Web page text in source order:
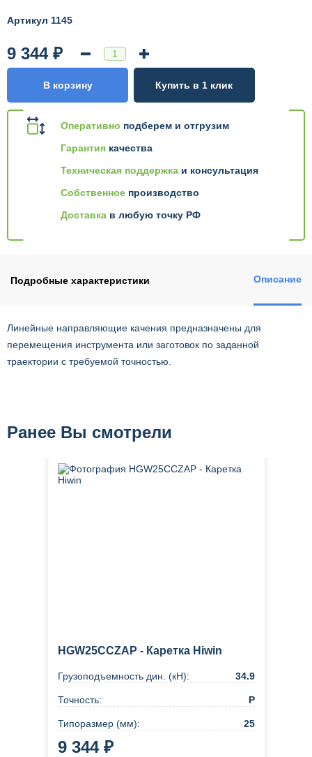
Артикул 1145
Оперативно подберем и отгрузим
Гарантия качества
Техническая поддержка и консультация
Собственное производство
Доставка в любую точку РФ
9 344 ₽
В корзину Купить в 1 клик
Подробные характеристики Описание
Линейные направляющие качения предназначены для
перемещения инструмента или заготовок по заданной
траектории с требуемой точностью.
Ранее Вы смотрели
HGW25CCZAP - Каретка Hiwin
Грузоподъемность дин. (кН): 34.9
Точность: Р
Типоразмер (мм): 25
9 344 ₽